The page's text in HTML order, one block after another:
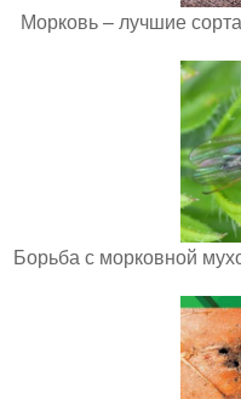
Морковь – лучшие
Борьба с морковной